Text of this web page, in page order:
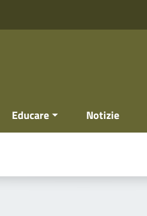
Educare Notizie